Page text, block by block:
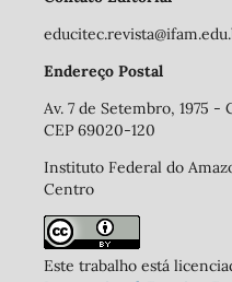
Endereço Postal
Av. 7 de Setembro, 1975
CEP 69020-120
Instituto Federal do
Centro
Este trabalho está